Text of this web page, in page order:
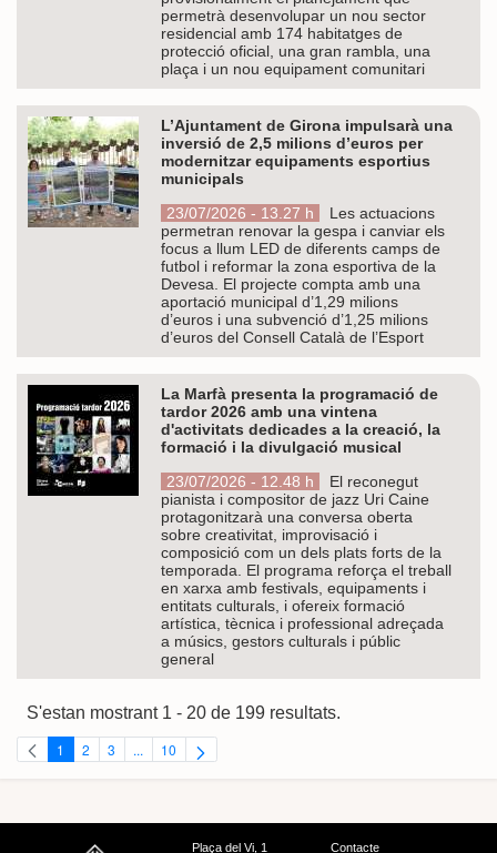
permetrà desenvolupar un nou sector
residencial amb 174 habitatges de
protecció oficial, una gran rambla, una
plaça i un nou equipament comunitari
L’Ajuntament de Girona impulsarà una
inversió de 2,5 milions d’euros per
modernitzar equipaments esportius
municipals
23/07/2026 - 13.27 h
Les actuacions
permetran renovar la gespa i canviar els
focus a llum LED de diferents camps de
futbol i reformar la zona esportiva de la
Devesa. El projecte compta amb una
aportació municipal d’1,29 milions
d’euros i una subvenció d’1,25 milions
d’euros del Consell Català de l’Esport
La Marfà presenta la programació de
tardor 2026 amb una vintena
d'activitats dedicades a la creació, la
formació i la divulgació musical
23/07/2026 - 12.48 h
El reconegut
pianista i compositor de jazz Uri Caine
protagonitzarà una conversa oberta
sobre creativitat, improvisació i
composició com un dels plats forts de la
temporada. El programa reforça el treball
en xarxa amb festivals, equipaments i
entitats culturals, i ofereix formació
artística, tècnica i professional adreçada
a músics, gestors culturals i públic
general
S'estan mostrant 1 - 20 de 199 resultats.
Pàgina
1 Pàgina
2 Pàgina
3 ...Pàgines intermèdies Utilitzeu TAB per navegar.
Pàgina
10
Plaça del Vi, 1 Contacte